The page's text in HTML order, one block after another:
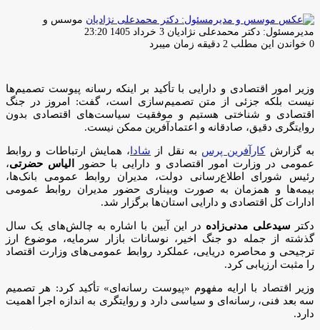
موسس و
مدیرمسئول: دکتر محمدعلی نژادیان ارسال
ایمیل
3 خرداد 1405 23:20
0 خواندن این مطلب 2 دقیقه زمان میبرد
وزیر امور اقتصادی و دارایی با تأکید بر اینکه رسانه پیوست تصمیم‌ها
نیست بلکه جزئی از متن تصمیم‌سازی است، گفت: امروز در جنگ
اقتصادی و شناختی هستیم و موفقیت سیاست‌های اقتصادی بدون
روایتگری دقیق، صادقانه و اعتمادآفرین ممکن نیست.
به گزارشکارآفرین پرس به نقل از شادا، همایش ارتباطات و روابط
عمومی در وزارت امور اقتصادی و دارایی با حضور
الیاس حضرتی،
رئیس شورای اطلاع‌رسانی دولت، مدیران روابط عمومی بانک‌ها،
بیمه‌ها و همزمان به صورت وبیناری حضور مدیران روابط عمومی
ادارات کل اقتصادی و دارایی استان‌ها برگزار شد.
دکتر سیدعلی مدنی‌زاده در این آیین با اشاره به چالش‌های یک سال
گذشته از جمله دو جنگ اخیر، نوسانات بازار سرمایه، موضوع ارز
ترجیحی و محاصره دریایی، عملکرد روابط عمومی‌های وزارت اقتصاد
را مثبت ارزیابی کرد.
وزیر اقتصاد با ارایه مفهوم «پیوست رسانه‌ای» تأکید کرد: هر تصمیم
سه بعد فنی، رسانه‌ای و سیاسی دارد و روایتگری به اندازه اجرا اهمیت
دارد.